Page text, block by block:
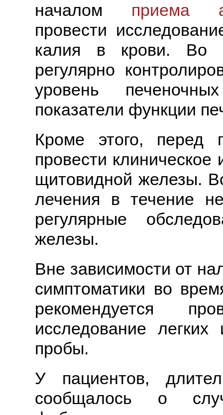
началом приема
провести
калия в крови. Во
регулярно
уровень
показатели функции
Кроме этого, перед
провести
щитовидной железы.
лечения в течение
регулярные
железы.
Вне зависимости от
симптоматики во
рекомендуется
исследование
пробы.
У пациентов,
сообщалось о